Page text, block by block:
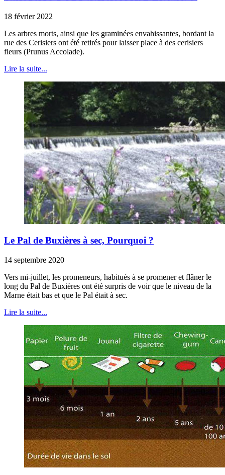
18 février 2022
Les arbres morts, ainsi que les graminées envahissantes, bordant la
rue des Cerisiers ont été retirés pour laisser place à des cerisiers
fleurs (Prunus Accolade).
Lire la suite...
Le Pal de Buxières à sec, Pourquoi ?
14 septembre 2020
Vers mi-juillet, les promeneurs, habitués à se promener et flâner le
long du Pal de Buxières ont été surpris de voir que le niveau de la
Marne était bas et que le Pal était à sec.
Lire la suite...